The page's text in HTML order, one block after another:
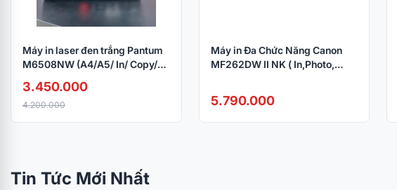
Máy in laser đen trắng Pantum
M6508NW (A4/A5/ In/ Copy/
3.450.000
4.200.000
Máy in Đa Chức Năng Canon
MF262DW II NK ( In,Photo,
5.790.000
Tin Tức Mới Nhất